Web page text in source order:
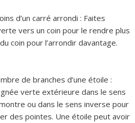
d’un carré arrondi : Faites
vers un coin pour le rendre plus
coin pour l’arrondir davantage.
de branches d’une étoile :
verte extérieure dans le sens
ou dans le sens inverse pour
des pointes. Une étoile peut avoir